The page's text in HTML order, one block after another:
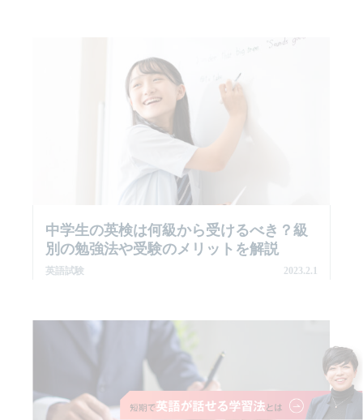
中学生の英検は何級から受けるべき？級
別の勉強法や受験のメリットを解説
英語試験 2023.2.1